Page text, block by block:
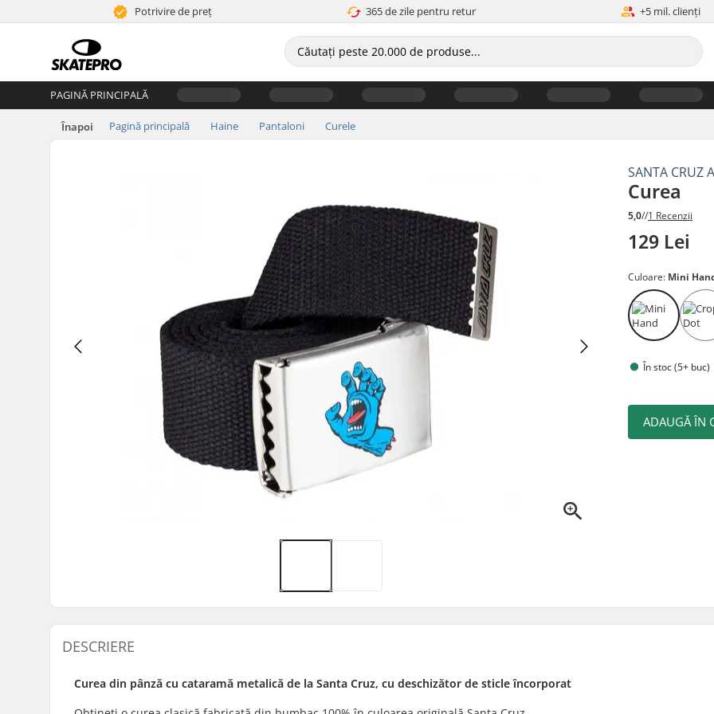
Potrivire de preț 365 de zile pentru retur +5 mil. clienți
PAGINĂ PRINCIPALĂ
Înapoi Pagină principală Haine Pantaloni Curele
SANTA CRUZ
Curea
5,0//1 Recenzii
129 Lei
Culoare: Mini
În stoc (5+ buc)
ADAUGĂ ÎN
DESCRIERE
Curea din pânză cu cataramă metalică de la Santa Cruz, cu deschizător de sticle încorporat